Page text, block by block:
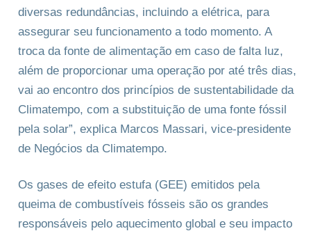
diversas redundâncias, incluindo a elétrica, para
assegurar seu funcionamento a todo momento. A
troca da fonte de alimentação em caso de falta luz,
além de proporcionar uma operação por até três dias,
vai ao encontro dos princípios de sustentabilidade da
Climatempo, com a substituição de uma fonte fóssil
pela solar”, explica Marcos Massari, vice-presidente
de Negócios da Climatempo.
Os gases de efeito estufa (GEE) emitidos pela
queima de combustíveis fósseis são os grandes
responsáveis pelo aquecimento global e seu impacto